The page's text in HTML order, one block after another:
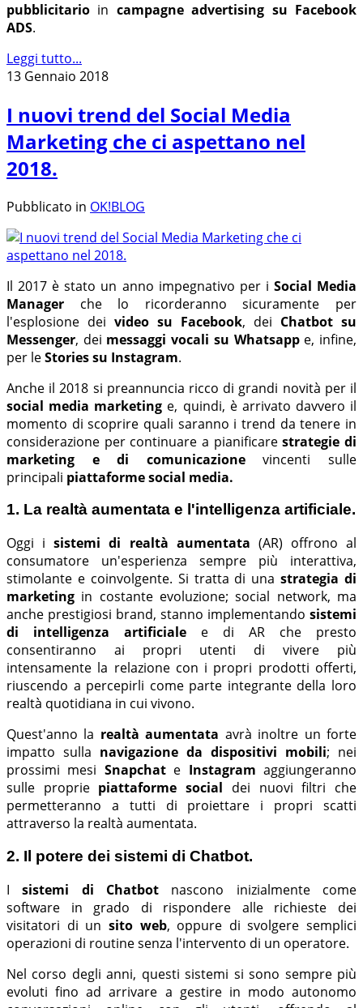
pubblicitario in campagne advertising su Facebook
ADS.
Leggi tutto...
13 Gennaio 2018
I nuovi trend del Social Media
Marketing che ci aspettano nel
2018.
Pubblicato in OK!BLOG
Il 2017 è stato un anno impegnativo per i Social Media
Manager che lo ricorderanno sicuramente per
l'esplosione dei video su Facebook, dei Chatbot su
Messenger, dei messaggi vocali su Whatsappe, infine,
per leStories su Instagram.
Anche il 2018 si preannuncia ricco di grandi novità per il
social media marketing e, quindi, è arrivato davvero il
momento di scoprire quali saranno i trend da tenere in
considerazione per continuare a pianificarestrategie di
marketing e di comunicazionevincenti sulle
principali piattaforme social media.
1. La realtà aumentata e l'intelligenza artificiale.
Oggi isistemi di realtà aumentata (AR) offrono al
consumatore un'esperienza sempre più interattiva,
stimolante e coinvolgente. Si tratta di unastrategia di
marketing in costante evoluzione; social network, ma
anche prestigiosi brand, stanno implementando sistemi
di intelligenza artificiale e di AR che presto
consentiranno ai propri utenti di vivere più
intensamente la relazione con i propri prodotti offerti,
riuscendo a percepirli come parte integrante della loro
realtà quotidiana in cui vivono.
Quest'anno la realtà aumentata avrà inoltre un forte
impatto sulla navigazione da dispositivi mobili; nei
prossimi mesi Snapchate Instagram aggiungeranno
sulle proprie piattaforme social dei nuovi filtri che
permetteranno a tutti di proiettare i propri scatti
attraverso la realtà aumentata.
2. Il potere dei sistemi di Chatbot.
Isistemi di Chatbot nascono inizialmente come
software in grado di rispondere alle richieste dei
visitatori di un sito web, oppure di svolgere semplici
operazioni di routine senza l'intervento di un operatore.
Nel corso degli anni, questi sistemi si sono sempre più
evoluti fino ad arrivare a gestire in modo autonomo